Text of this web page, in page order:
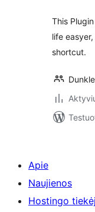
This
life
shortcut.
Apie
Naujienos
Hostingo